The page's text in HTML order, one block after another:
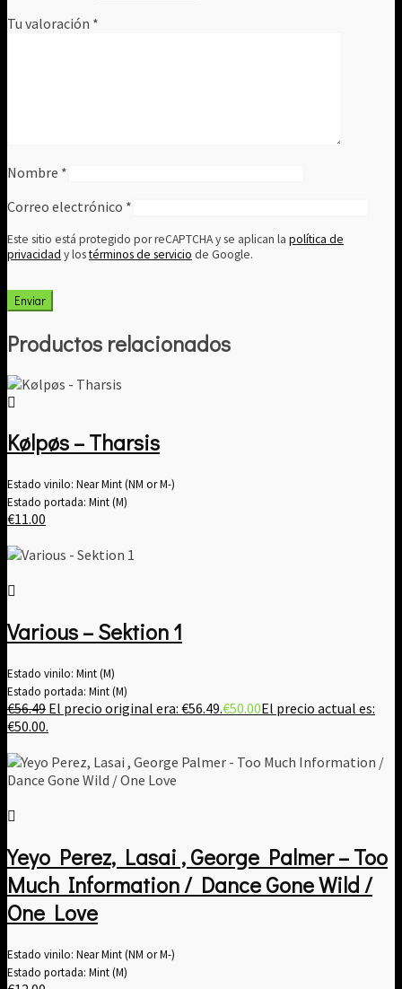
Tu valoración *
Nombre *
Correo electrónico *
Este sitio está protegido por reCAPTCHA y se aplican la política de
privacidad y lostérminos de servicio de Google.
Productos relacionados
Kølpøs – Tharsis
Estado vinilo: Near Mint (NM or M-)
Estado portada: Mint (M)
€11.00
Various – Sektion 1
Estado vinilo: Mint (M)
Estado portada: Mint (M)
€56.49 El precio original era: €56.49.€50.00El precio actual es:
€50.00.
Yeyo Perez, Lasai , George Palmer – Too
Much Information / Dance Gone Wild /
One Love
Estado vinilo: Near Mint (NM or M-)
Estado portada: Mint (M)